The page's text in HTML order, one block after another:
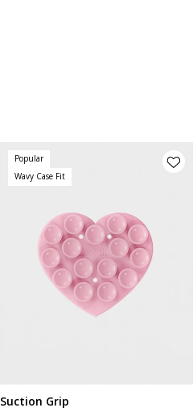
Popular
Wavy Case Fit
Suction Grip